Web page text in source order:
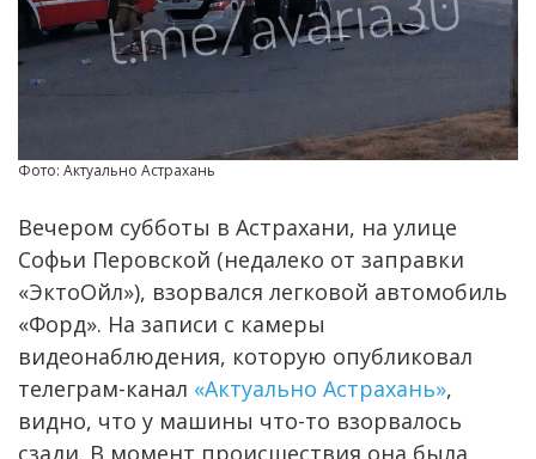
Фото: Актуально Астрахань
Вечером субботы в Астрахани, на улице
Софьи Перовской (недалеко от заправки
«ЭктоОйл»), взорвался легковой автомобиль
«Форд». На записи с камеры
видеонаблюдения, которую опубликовал
телеграм-канал «Актуально Астрахань»,
видно, что у машины что-то взорвалось